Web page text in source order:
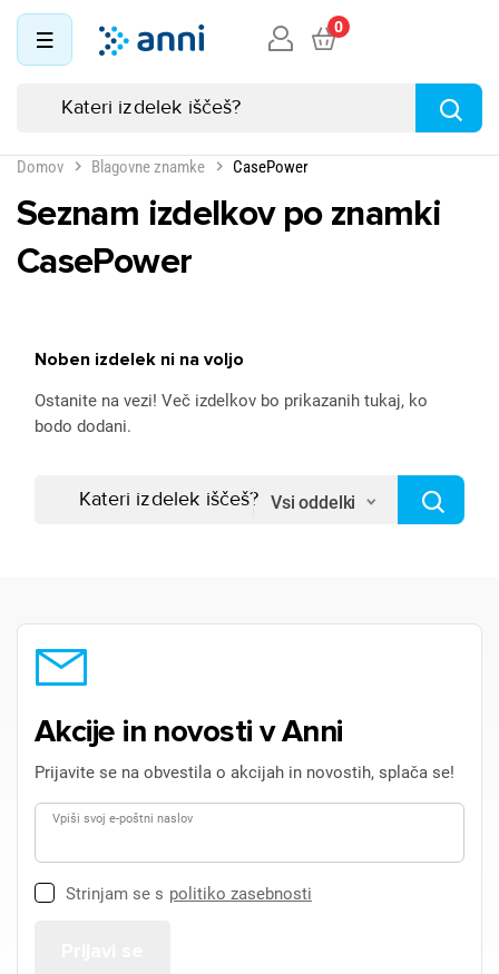
0
Domov Blagovne znamke CasePower
Seznam izdelkov po znamki
CasePower
Noben izdelek ni na voljo
Ostanite na vezi! Več izdelkov bo prikazanih tukaj, ko
bodo dodani.
Vsi oddelki
Akcije in novosti v Anni
Prijavite se na obvestila o akcijah in novostih, splača se!
Vpiši svoj e-poštni naslov
Strinjam se s politiko zasebnosti